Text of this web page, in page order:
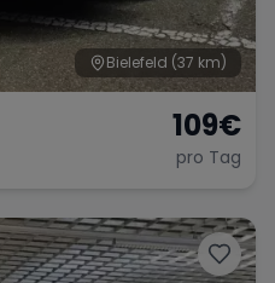
Bielefeld (37 km)
109€
pro Tag